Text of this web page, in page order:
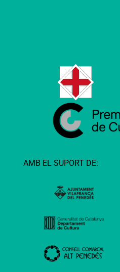
AMB EL SUPORT DE: